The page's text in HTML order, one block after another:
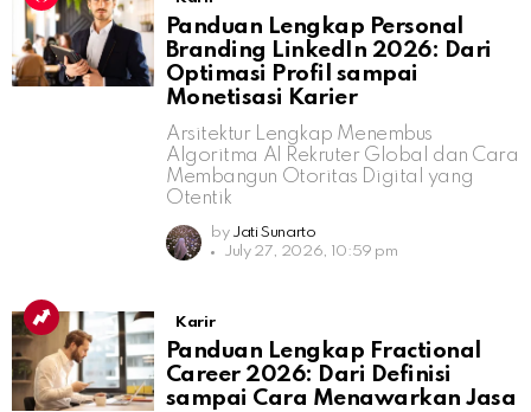
Panduan Lengkap Personal
Branding LinkedIn 2026: Dari
Optimasi Profil sampai
Monetisasi Karier
Arsitektur Lengkap Menembus
Algoritma AI Rekruter Global dan Cara
Membangun Otoritas Digital yang
Otentik
by Jati Sunarto
July 27, 2026, 10:59 pm
Karir
Panduan Lengkap Fractional
Career 2026: Dari Definisi
sampai Cara Menawarkan Jasa